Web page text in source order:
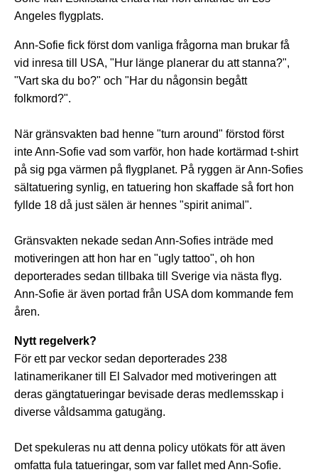
Angeles flygplats.
Ann-Sofie fick först dom vanliga frågorna man brukar få
vid inresa till USA, "Hur länge planerar du att stanna?",
"Vart ska du bo?" och "Har du någonsin begått
folkmord?".
När gränsvakten bad henne "turn around" förstod först
inte Ann-Sofie vad som varför, hon hade kortärmad t-shirt
på sig pga värmen på flygplanet. På ryggen är Ann-Sofies
sältatuering synlig, en tatuering hon skaffade så fort hon
fyllde 18 då just sälen är hennes "spirit animal".
Gränsvakten nekade sedan Ann-Sofies inträde med
motiveringen att hon har en "ugly tattoo", oh hon
deporterades sedan tillbaka till Sverige via nästa flyg.
Ann-Sofie är även portad från USA dom kommande fem
åren.
Nytt regelverk?
För ett par veckor sedan deporterades 238
latinamerikaner till El Salvador med motiveringen att
deras gängtatueringar bevisade deras medlemsskap i
diverse våldsamma gatugäng.
Det spekuleras nu att denna policy utökats för att även
omfatta fula tatueringar, som var fallet med Ann-Sofie.